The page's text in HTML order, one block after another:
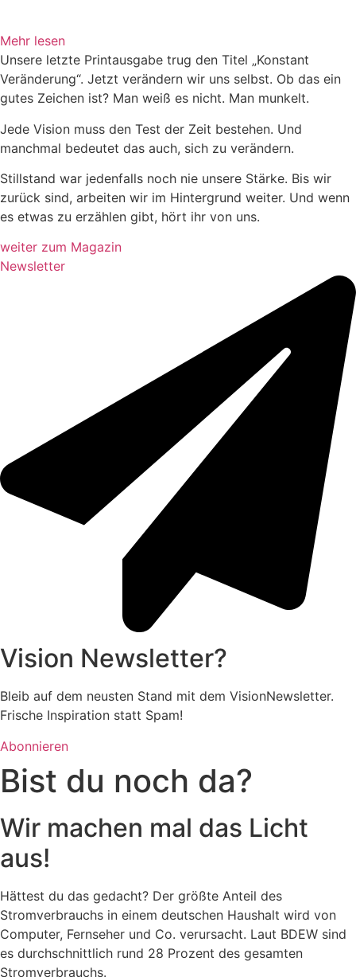
Mehr lesen
Unsere letzte Printausgabe trug den Titel „Konstant
Veränderung“. Jetzt verändern wir uns selbst. Ob das ein
gutes Zeichen ist? Man weiß es nicht. Man munkelt.
Jede Vision muss den Test der Zeit bestehen. Und
manchmal bedeutet das auch, sich zu verändern.
Stillstand war jedenfalls noch nie unsere Stärke. Bis wir
zurück sind, arbeiten wir im Hintergrund weiter. Und wenn
es etwas zu erzählen gibt, hört ihr von uns.
weiter zum Magazin
Newsletter
Vision Newsletter?
Bleib auf dem neusten Stand mit dem VisionNewsletter.
Frische Inspiration statt Spam!
Abonnieren
Bist du noch da?
Wir machen mal das Licht
aus!
Hättest du das gedacht? Der größte Anteil des
Stromverbrauchs in einem deutschen Haushalt wird von
Computer, Fernseher und Co. verursacht. Laut BDEW sind
es durchschnittlich rund 28 Prozent des gesamten
Stromverbrauchs.